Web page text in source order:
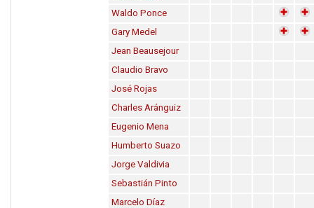
Waldo Ponce
Gary Medel
Jean Beausejour
Claudio Bravo
José Rojas
Charles Aránguiz
Eugenio Mena
Humberto Suazo
Jorge Valdivia
Sebastián Pinto
Marcelo Díaz